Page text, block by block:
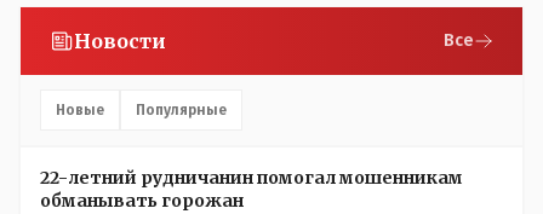
Новости Все
Новые Популярные
22-летний рудничанин помогал мошенникам
обманывать горожан